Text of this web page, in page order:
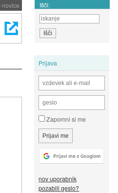
Išči:
Prijava
Zapomni si me
nov uporabnik
pozabili geslo?